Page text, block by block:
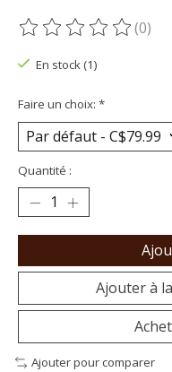
Ce produit est évalué à
(0)
En stock (1)
Faire un choix: *
Quantité :
Ajouter à
Ajouter pour comparer